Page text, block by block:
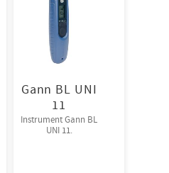
Gann BL UNI
11
Instrument Gann BL
UNI 11.